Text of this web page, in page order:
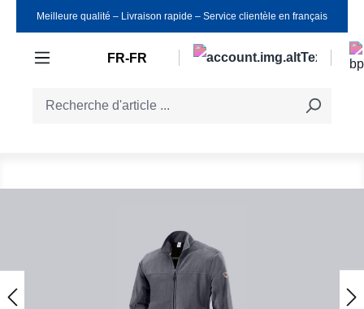
Passer au contenu principal
Meilleure qualité ‒ Livraison rapide ‒ Service clientèle en français
FR-FR